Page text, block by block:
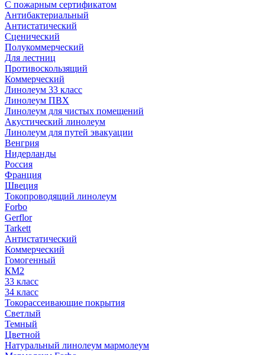
С пожарным сертификатом
Антибактериальный
Антистатический
Сценический
Полукоммерческий
Для лестниц
Противоскользящий
Коммерческий
Линолеум 33 класс
Линолеум ПВХ
Линолеум для чистых помещений
Акустический линолеум
Линолеум для путей эвакуации
Венгрия
Нидерланды
Россия
Франция
Швеция
Токопроводящий линолеум
Forbo
Gerflor
Tarkett
Антистатический
Коммерческий
Гомогенный
КМ2
33 класс
34 класс
Токорассеивающие покрытия
Светлый
Темный
Цветной
Натуральный линолеум мармолеум